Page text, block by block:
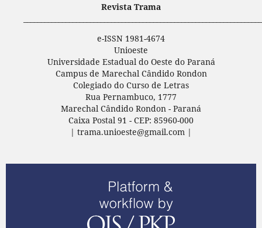
Revista Trama
e-ISSN 1981-4674
Unioeste
Universidade Estadual do Oeste do Paraná
Campus de Marechal Cândido Rondon
Colegiado do Curso de Letras
Rua Pernambuco, 1777
Marechal Cândido Rondon - Paraná
Caixa Postal 91 - CEP: 85960-000
| trama.unioeste@gmail.com |